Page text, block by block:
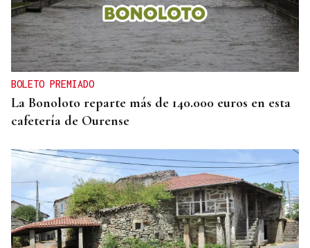
BOLETO PREMIADO
La Bonoloto reparte más de 140.000 euros en esta
cafetería de Ourense